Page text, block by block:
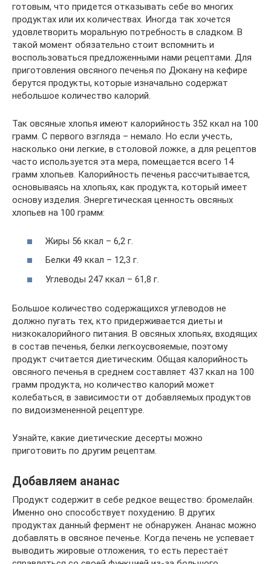
готовым, что придется отказывать себе во многих
продуктах или их количествах. Иногда так хочется
удовлетворить моральную потребность в сладком. В
такой момент обязательно стоит вспомнить и
воспользоваться предложенными нами рецептами. Для
приготовления овсяного печенья по Дюкану на кефире
берутся продукты, которые изначально содержат
небольшое количество калорий.
Так овсяные хлопья имеют калорийность 352 ккал на 100
грамм. С первого взгляда – немало. Но если учесть,
насколько они легкие, в столовой ложке, а для рецептов
часто используется эта мера, помещается всего 14
грамм хлопьев. Калорийность печенья рассчитывается,
основываясь на хлопьях, как продукта, который имеет
основу изделия. Энергетическая ценность овсяных
хлопьев на 100 грамм:
Жиры 56 ккал – 6,2 г.
Белки 49 ккал – 12,3 г.
Углеводы 247 ккал – 61,8 г.
Большое количество содержащихся углеводов не
должно пугать тех, кто придерживается диеты и
низкокалорийного питания. В овсяных хлопьях, входящих
в состав печенья, белки легкоусвояемые, поэтому
продукт считается диетическим. Общая калорийность
овсяного печенья в среднем составляет 437 ккал на 100
грамм продукта, но количество калорий может
колебаться, в зависимости от добавляемых продуктов
по видоизмененной рецептуре.
Узнайте, какие диетические десерты можно
приготовить по другим рецептам.
Добавляем ананас
Продукт содержит в себе редкое вещество: бромелайн.
Именно оно способствует похудению. В других
продуктах данный фермент не обнаружен. Ананас можно
добавлять в овсяное печенье. Когда печень не успевает
выводить жировые отложения, то есть перестаёт